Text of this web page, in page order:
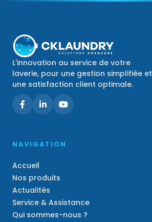
L'innovation au service de votre
laverie, pour une gestion simplifiée et
une satisfaction client optimale.
NAVIGATION
Accueil
Nos produits
Actualités
Service & Assistance
Qui sommes-nous ?